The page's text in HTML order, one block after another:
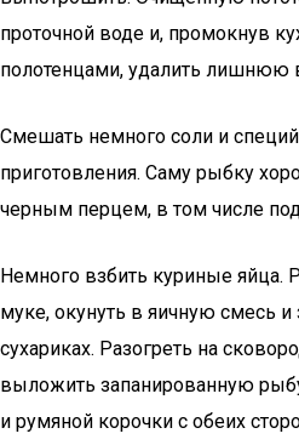
проточной воде и, промокнув
полотенцами, удалить лишнюю
Смешать немного соли и
приготовления. Саму рыбку
черным перцем, в том числе
Немного взбить куриные яйца.
муке, окунуть в яичную смесь
сухариках. Разогреть на
выложить запанированную
и румяной корочки с обеих